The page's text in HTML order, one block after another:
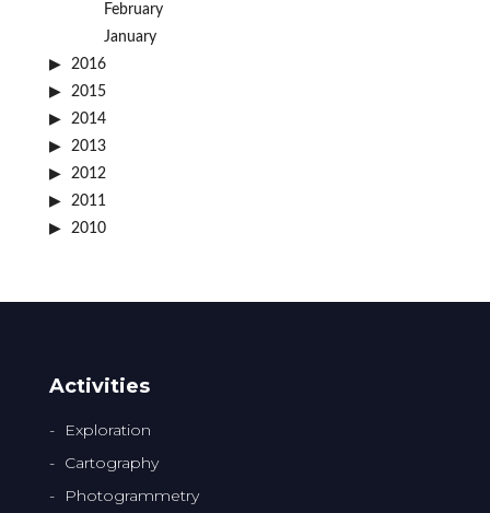
February
January
2016
2015
2014
2013
2012
2011
2010
Activities
Exploration
Cartography
Photogrammetry